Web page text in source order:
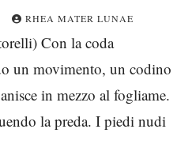
RHEA MATER LUNAE
Con la coda
un movimento, un codino
in mezzo al fogliame.
la preda. I piedi nudi